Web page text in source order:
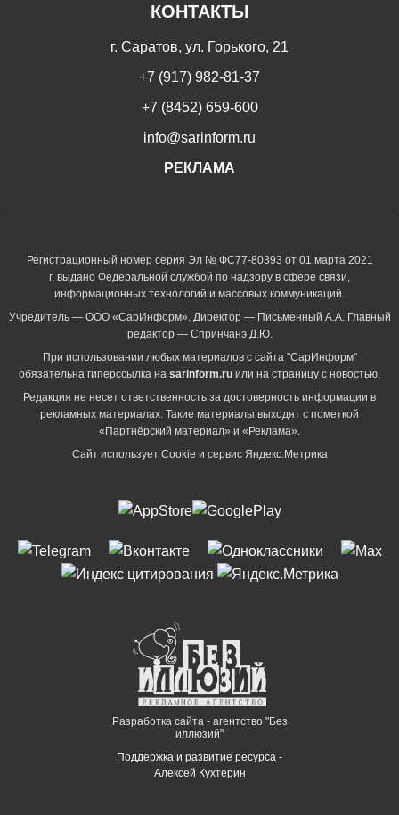
КОНТАКТЫ
г. Саратов, ул. Горького, 21
+7 (917) 982-81-37
+7 (8452) 659-600
info@sarinform.ru
РЕКЛАМА
Регистрационный номер серия Эл № ФС77-80393 от 01 марта 2021
г. выдано Федеральной службой по надзору в сфере связи,
информационных технологий и массовых коммуникаций.
Учредитель — ООО «СарИнформ». Директор — Письменный А.А. Главный
редактор — Спринчанэ Д.Ю.
При использовании любых материалов с сайта "СарИнформ"
обязательна гиперссылка на sarinform.ru или на страницу с новостью.
Редакция не несет ответственность за достоверность информации в
рекламных материалах. Такие материалы выходят с пометкой
«Партнёрский материал» и «Реклама».
Сайт использует Cookie и сервиc Яндекс.Метрика
Разработка сайта - агентство "Без
иллюзий"
Поддержка и развитие ресурса -
Алексей Кухтерин